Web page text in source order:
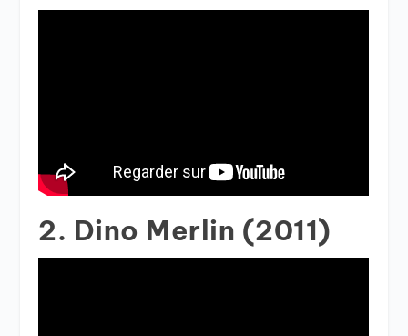
2. Dino Merlin (2011)